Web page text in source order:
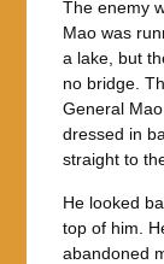
The enemy
Mao was
a lake, but
no bridge.
General
dressed in
straight to
He looked
top of him.
abandoned